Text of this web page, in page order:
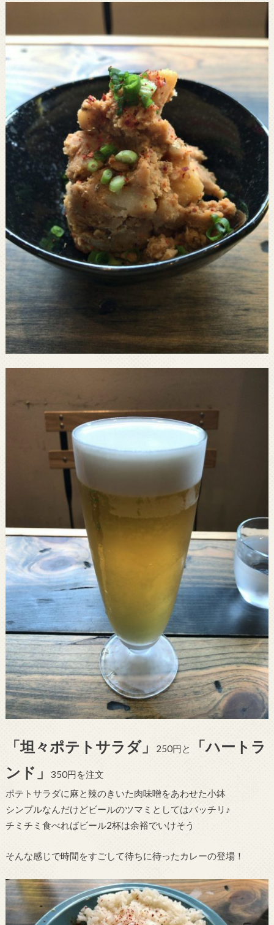
「坦々ポテトサラダ」 250円と
「ハートラ
ンド」
350円を注文
ポテトサラダに麻と辣のきいた肉味噌をあわせた小鉢
シンプルなんだけどビールのツマミとしてはバッチリ♪
チミチミ食べればビール2杯は余裕でいけそう
そんな感じで時間をすごして待ちに待ったカレーの登場！